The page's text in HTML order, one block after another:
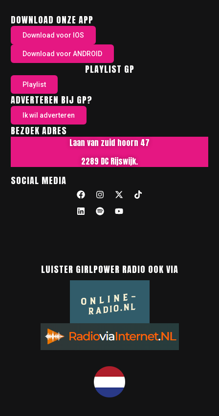
DOWNLOAD ONZE APP
Download voor IOS
Download voor ANDROID
PLAYLIST GP
Playlist
ADVERTEREN BIJ GP?
Ik wil adverteren
BEZOEK ADRES
Laan van zuid hoorn 47
2289 DC Rijswijk.
SOCIAL MEDIA
LUISTER GIRLPOWER RADIO OOK VIA